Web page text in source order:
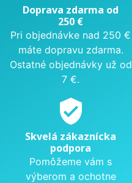
Doprava zdarma od
250 €
Pri objednávke nad 250 €
máte dopravu zdarma.
Ostatné objednávky už od
7 €.
verified_user
Skvelá zákaznícka
podpora
Pomôžeme vám s
výberom a ochotne